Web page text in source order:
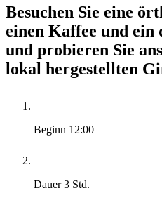
Besuchen Sie eine
einen Kaffee und ein
und probieren Sie
lokal hergestellten
Beginn 12:00
Dauer3 Std.